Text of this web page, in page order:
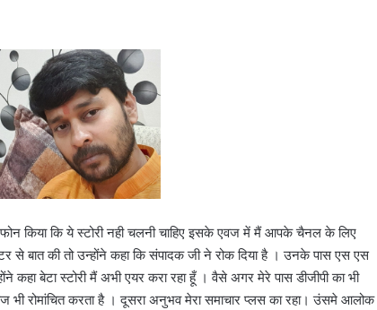
किया कि ये स्टोरी नही चलनी चाहिए इसके एवज में मैं आपके चैनल के लिए
बात की तो उन्होंने कहा कि संपादक जी ने रोक दिया है । उनके पास एस एस
बेटा स्टोरी मैं अभी एयर करा रहा हूँ । वैसे अगर मेरे पास डीजीपी का भी
रोमांचित करता है । दूसरा अनुभव मेरा समाचार प्लस का रहा। उंसमे आलोक